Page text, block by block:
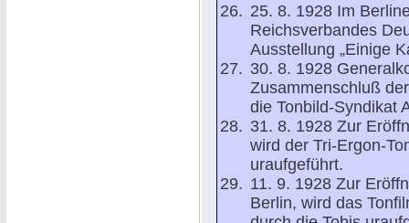
25. 8. 1928 Im
Reichsverbandes
Ausstellung „Einige
30. 8. 1928
Zusammenschluß
die Tonbild-Syndikat
31. 8. 1928 Zur
wird der Tri-Ergon-
uraufgeführt.
11. 9. 1928 Zur
Berlin, wird das